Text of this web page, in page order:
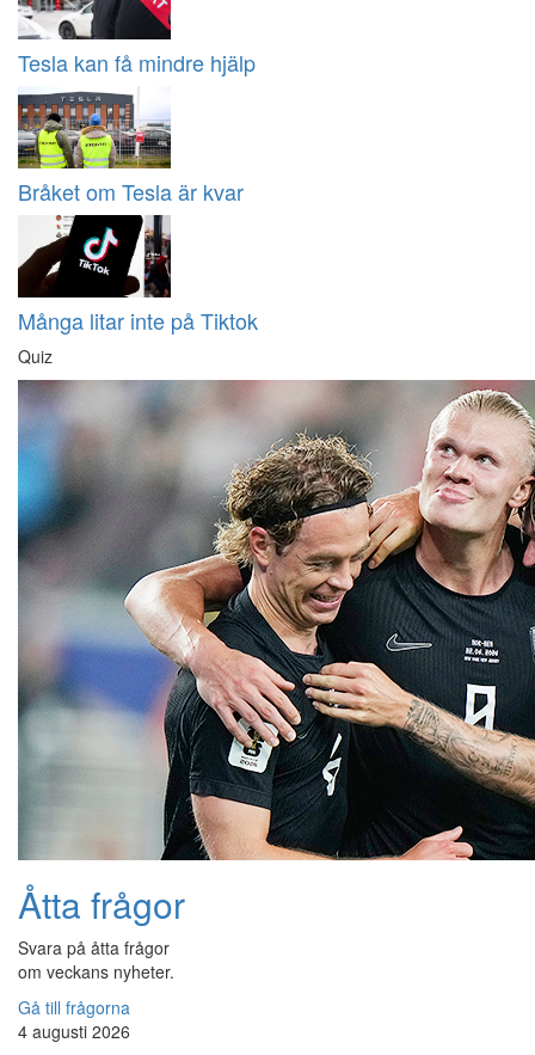
Tesla kan få mindre hjälp
Bråket om Tesla är kvar
Många litar inte på Tiktok
Quiz
Åtta frågor
Svara på åtta frågor
om veckans nyheter.
Gå till frågorna
4 augusti 2026